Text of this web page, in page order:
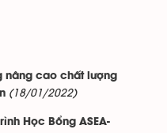
nâng cao chất lượng
(18/01/2022)
Học Bổng ASEA-